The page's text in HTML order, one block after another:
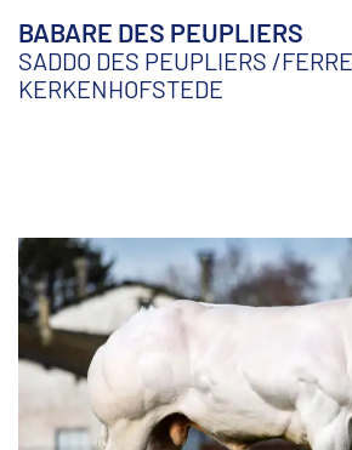
BABARE DES PEUPLIERS
SADDO DES PEUPLIERS /
KERKENHOFSTEDE